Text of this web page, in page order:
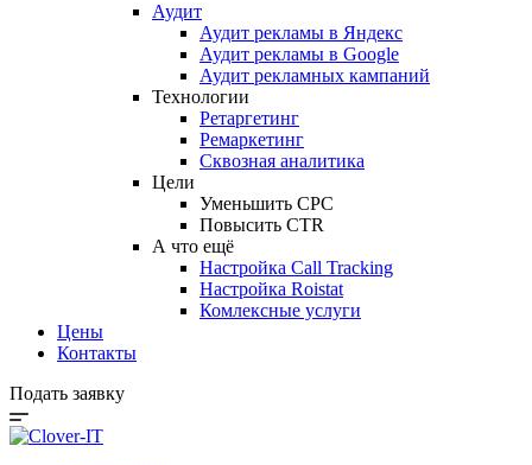
Аудит
Аудит рекламы в Яндекс
Аудит рекламы в Google
Аудит рекламных кампаний
Технологии
Ретаргетинг
Ремаркетинг
Сквозная аналитика
Цели
Уменьшить CPC
Повысить CTR
А что ещё
Настройка Call Tracking
Настройка Roistat
Комлексные услуги
Цены
Контакты
Подать заявку